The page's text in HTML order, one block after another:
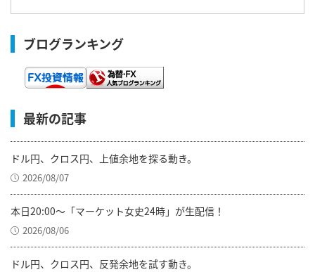
ブログランキング
最新の記事
ドル円、クロス円、上値余地を探る動き。
2026/08/07
本日20:00～「マーケット女史24時」が生配信！
2026/08/06
ドル円、クロス円、反発余地を試す動き。